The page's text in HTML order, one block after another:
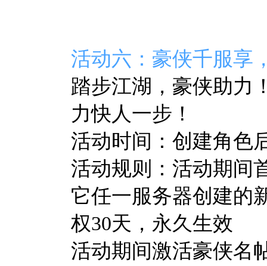
活动六： 豪侠千服享
踏步江湖，豪侠助力
力快人一步！
活动时间：创建角色
活动规则： 活动期间
它任一服务器创建的
权30天，永久生效
活动期间激活豪侠名